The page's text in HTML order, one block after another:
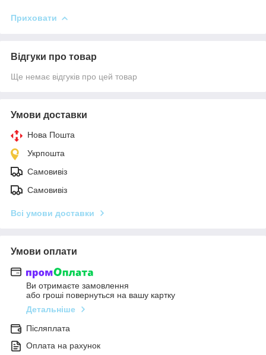
Приховати
Відгуки про товар
Ще немає відгуків про цей товар
Умови доставки
Нова Пошта
Укрпошта
Самовивіз
Самовивіз
Всі умови доставки
Умови оплати
Ви отримаєте замовлення
або гроші повернуться на вашу картку
Детальніше
Післяплата
Оплата на рахунок